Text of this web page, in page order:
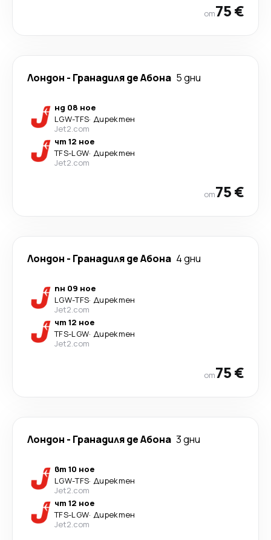
от75 €
Лондон - Гранадиля де Абона 5 дни
нд 08 ное
LGW-TFS· Директен
Jet2.com
чт 12 ное
TFS-LGW· Директен
Jet2.com
от75 €
Лондон - Гранадиля де Абона 4 дни
пн 09 ное
LGW-TFS· Директен
Jet2.com
чт 12 ное
TFS-LGW· Директен
Jet2.com
от75 €
Лондон - Гранадиля де Абона 3 дни
вт 10 ное
LGW-TFS· Директен
Jet2.com
чт 12 ное
TFS-LGW· Директен
Jet2.com